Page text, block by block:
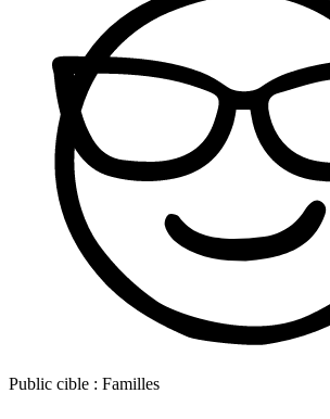
Public cible : Familles